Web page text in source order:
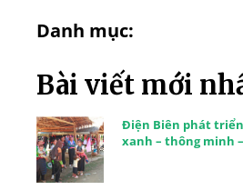
Danh mục:
Bài viết mới
Điện Biên phát
xanh – thông minh